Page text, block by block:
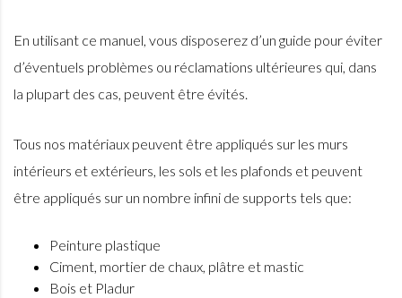
En utilisant ce manuel, vous disposerez d’un guide pour éviter
d’éventuels problèmes ou réclamations ultérieures qui, dans
la plupart des cas, peuvent être évités.
Tous nos matériaux peuvent être appliqués sur les murs
intérieurs et extérieurs, les sols et les plafonds et peuvent
être appliqués sur un nombre infini de supports tels que:
Peinture plastique
Ciment, mortier de chaux, plâtre et mastic
Bois et Pladur